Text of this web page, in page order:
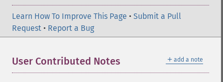
Learn How To Improve This Page • Submit a Pull
Request • Report a Bug
＋ add a note
User Contributed Notes